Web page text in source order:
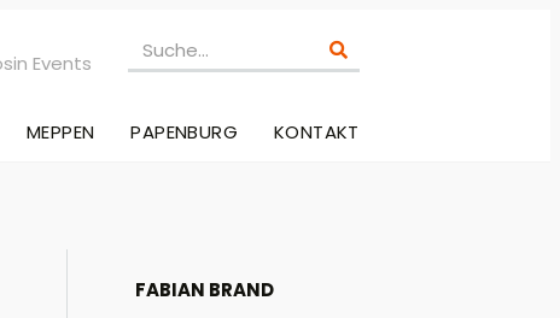
Events
MEPPEN PAPENBURG KONTAKT
FABIAN BRAND